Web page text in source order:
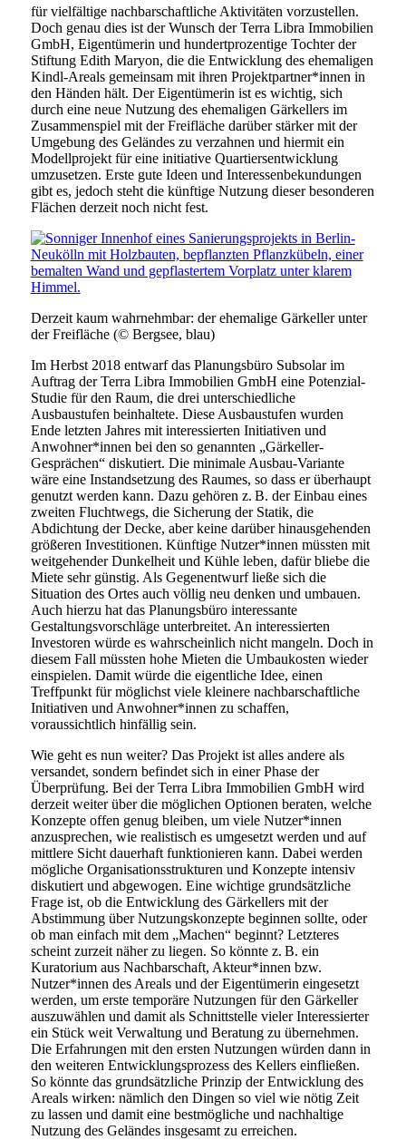
für vielfältige nachbarschaftliche Aktivitäten vorzustellen.
Doch genau dies ist der Wunsch der Terra Libra Immobilien
GmbH, Eigentümerin und hundertprozentige Tochter der
Stiftung Edith Maryon, die die Entwicklung des ehemaligen
Kindl-Areals gemeinsam mit ihren Projektpartner*innen in
den Händen hält. Der Eigentümerin ist es wichtig, sich
durch eine neue Nutzung des ehemaligen Gärkellers im
Zusammenspiel mit der Freifläche darüber stärker mit der
Umgebung des Geländes zu verzahnen und hiermit ein
Modellprojekt für eine initiative Quartiersentwicklung
umzusetzen. Erste gute Ideen und Interessenbekundungen
gibt es, jedoch steht die künftige Nutzung dieser besonderen
Flächen derzeit noch nicht fest.
Derzeit kaum wahrnehmbar: der ehemalige Gärkeller unter
der Freifläche (© Bergsee, blau)
Im Herbst 2018 entwarf das Planungsbüro Subsolar im
Auftrag der Terra Libra Immobilien GmbH eine Potenzial-
Studie für den Raum, die drei unterschiedliche
Ausbaustufen beinhaltete. Diese Ausbaustufen wurden
Ende letzten Jahres mit interessierten Initiativen und
Anwohner*innen bei den so genannten „Gärkeller-
Gesprächen“ diskutiert. Die minimale Ausbau-Variante
wäre eine Instandsetzung des Raumes, so dass er überhaupt
genutzt werden kann. Dazu gehören z. B. der Einbau eines
zweiten Fluchtwegs, die Sicherung der Statik, die
Abdichtung der Decke, aber keine darüber hinausgehenden
größeren Investitionen. Künftige Nutzer*innen müssten mit
weitgehender Dunkelheit und Kühle leben, dafür bliebe die
Miete sehr günstig. Als Gegenentwurf ließe sich die
Situation des Ortes auch völlig neu denken und umbauen.
Auch hierzu hat das Planungsbüro interessante
Gestaltungsvorschläge unterbreitet. An interessierten
Investoren würde es wahrscheinlich nicht mangeln. Doch in
diesem Fall müssten hohe Mieten die Umbaukosten wieder
einspielen. Damit würde die eigentliche Idee, einen
Treffpunkt für möglichst viele kleinere nachbarschaftliche
Initiativen und Anwohner*innen zu schaffen,
voraussichtlich hinfällig sein.
Wie geht es nun weiter? Das Projekt ist alles andere als
versandet, sondern befindet sich in einer Phase der
Überprüfung. Bei der Terra Libra Immobilien GmbH wird
derzeit weiter über die möglichen Optionen beraten, welche
Konzepte offen genug bleiben, um viele Nutzer*innen
anzusprechen, wie realistisch es umgesetzt werden und auf
mittlere Sicht dauerhaft funktionieren kann. Dabei werden
mögliche Organisationsstrukturen und Konzepte intensiv
diskutiert und abgewogen. Eine wichtige grundsätzliche
Frage ist, ob die Entwicklung des Gärkellers mit der
Abstimmung über Nutzungskonzepte beginnen sollte, oder
ob man einfach mit dem „Machen“ beginnt? Letzteres
scheint zurzeit näher zu liegen. So könnte z. B. ein
Kuratorium aus Nachbarschaft, Akteur*innen bzw.
Nutzer*innen des Areals und der Eigentümerin eingesetzt
werden, um erste temporäre Nutzungen für den Gärkeller
auszuwählen und damit als Schnittstelle vieler Interessierter
ein Stück weit Verwaltung und Beratung zu übernehmen.
Die Erfahrungen mit den ersten Nutzungen würden dann in
den weiteren Entwicklungsprozess des Kellers einfließen.
So könnte das grundsätzliche Prinzip der Entwicklung des
Areals wirken: nämlich den Dingen so viel wie nötig Zeit
zu lassen und damit eine bestmögliche und nachhaltige
Nutzung des Geländes insgesamt zu erreichen.